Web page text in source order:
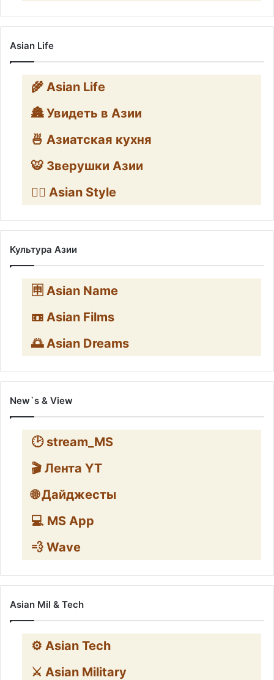
Asian Life
🌾 Asian Life
🏯 Увидеть в Азии
🍜 Азиатская кухня
🐯 Зверушки Азии
🧛‍♂️ Asian Style
Культура Азии
🈸 Asian Name
📼 Asian Films
🌅 Asian Dreams
New`s & View
🕑 stream_MS
🎬 Лента YT
🌐 Дайджесты
💻 MS App
💨 Wave
Asian Mil & Tech
⚙️ Asian Tech
⚔️ Asian Military